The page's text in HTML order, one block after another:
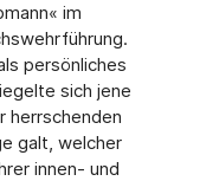
im
persönliches
sich jene
herrschenden
galt, welcher
innen- und